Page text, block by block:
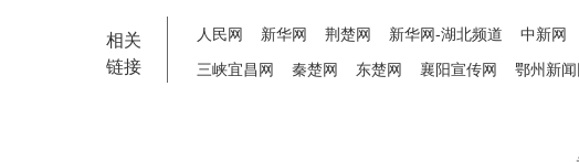
相关
链接
人民网 新华网 荆楚网 新华网-湖北频道 中新网
三峡宜昌网
秦楚网 东楚网 襄阳宣传网 鄂州新闻